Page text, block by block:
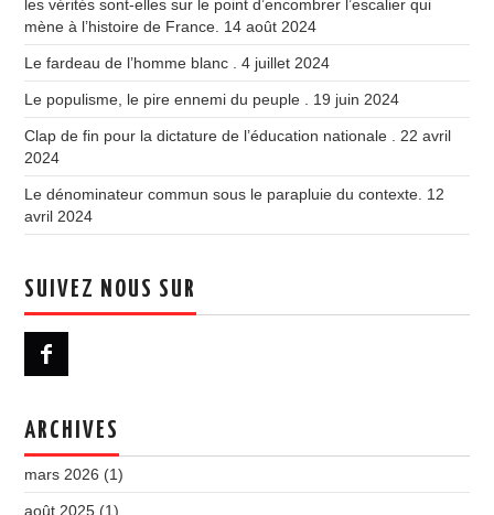
les vérités sont-elles sur le point d’encombrer l’escalier qui
mène à l’histoire de France. 14 août 2024
Le fardeau de l’homme blanc . 4 juillet 2024
Le populisme, le pire ennemi du peuple . 19 juin 2024
Clap de fin pour la dictature de l’éducation nationale .
22 avril
2024
Le dénominateur commun sous le parapluie du contexte. 12
avril 2024
SUIVEZ NOUS SUR
ARCHIVES
mars 2026 (1)
août 2025 (1)